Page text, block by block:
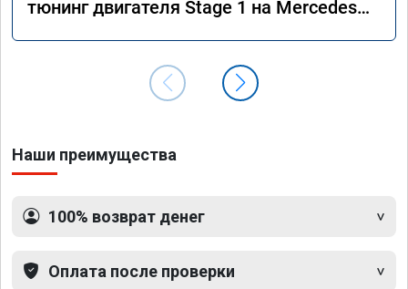
тюнинг двигателя Stage 1 на Mercedes
Наши преимущества
100% возврат денег
Оплата после проверки